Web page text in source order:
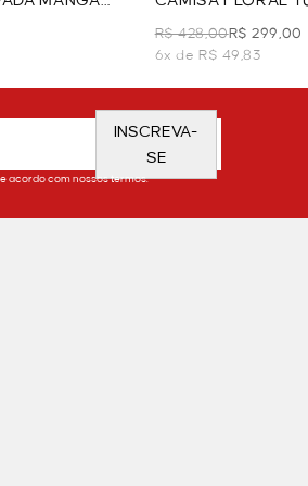
MARROM
R$ 428,00R$ 299,00
6x de R$ 49,83
INSCREVA-
SE
acordo com nossos termos.